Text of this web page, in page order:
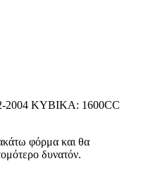
ΚΥΒΙΚΑ: 1600CC
φόρμα και θα
δυνατόν.